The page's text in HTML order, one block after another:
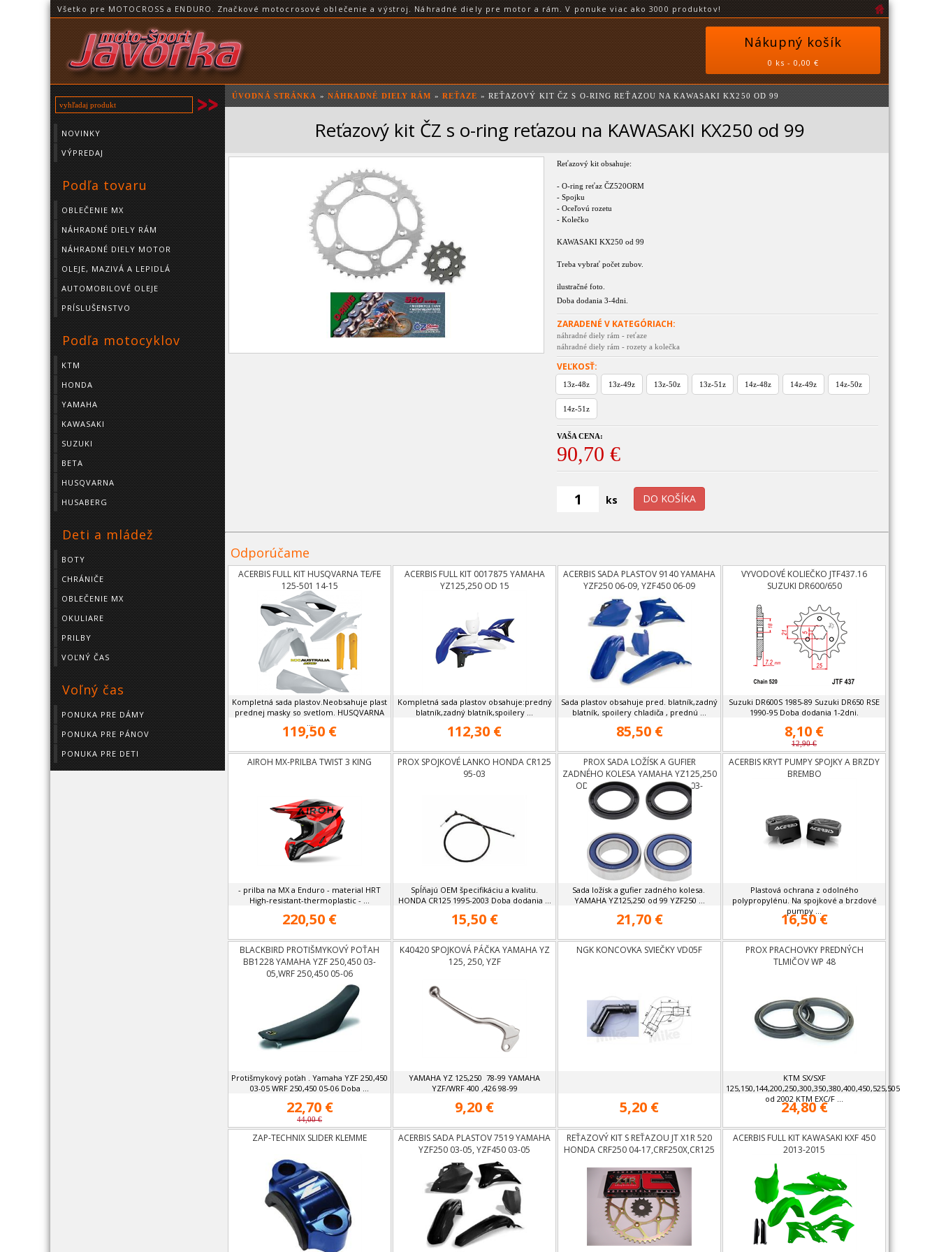
Všetko pre MOTOCROSS a ENDURO. Značkové motocrosové oblečenie a výstroj. Náhradné diely pre motor a rám. V ponuke viac ako 3000 produktov!
Nákupný košík
0 ks - 0,00 €
NOVINKY
VÝPREDAJ
Podľa tovaru
OBLEČENIE MX
NÁHRADNÉ DIELY RÁM
NÁHRADNÉ DIELY MOTOR
OLEJE, MAZIVÁ A LEPIDLÁ
AUTOMOBILOVÉ OLEJE
PRÍSLUŠENSTVO
Podľa motocyklov
KTM
HONDA
YAMAHA
KAWASAKI
SUZUKI
BETA
HUSQVARNA
HUSABERG
Deti a mládež
BOTY
CHRÁNIČE
OBLEČENIE MX
OKULIARE
PRILBY
VOĽNÝ ČAS
Voľný čas
PONUKA PRE DÁMY
PONUKA PRE PÁNOV
PONUKA PRE DETI
ÚVODNÁ STRÁNKA » NÁHRADNÉ DIELY RÁM » REŤAZE » REŤAZOVÝ KIT ČZ S O-RING REŤAZOU NA KAWASAKI KX250 OD 99
Reťazový kit ČZ s o-ring reťazou na KAWASAKI KX250 od 99
Reťazový kit obsahuje:
- O-ring reťaz ČZ520ORM
- Spojku
- Oceľovú rozetu
- Kolečko
KAWASAKI KX250 od 99
Treba vybrať počet zubov.
ilustračné foto.
Doba dodania 3-4dni.
ZARADENÉ V KATEGÓRIACH:
náhradné diely rám - reťaze
náhradné diely rám - rozety a kolečka
VEĽKOSŤ:
13z-48z 13z-49z 13z-50z 13z-51z 14z-48z 14z-49z 14z-50z
14z-51z
VAŠA CENA:
90,70 €
ks
Odporúčame
ACERBIS FULL KIT HUSQVARNA TE/FE
125-501 14-15
Kompletná sada plastov.Neobsahuje plast
prednej masky so svetlom. HUSQVARNA
119,50 €
ACERBIS FULL KIT 0017875 YAMAHA
YZ125,250 OD 15
Kompletná sada plastov obsahuje:predný
blatník,zadný blatník,spoilery ...
112,30 €
ACERBIS SADA PLASTOV 9140 YAMAHA
YZF250 06-09, YZF450 06-09
Sada plastov obsahuje pred. blatník,zadný
blatník, spoilery chladiča , prednú ...
85,50 €
VYVODOVÉ KOLIEČKO JTF437.16
SUZUKI DR600/650
Suzuki DR600S 1985-89 Suzuki DR650 RSE
1990-95 Doba dodania 1-2dni.
8,10 €
12,90 €
AIROH MX-PRILBA TWIST 3 KING
- prilba na MX a Enduro - material HRT
High-resistant-thermoplastic - ...
220,50 €
PROX SPOJKOVÉ LANKO HONDA CR125
95-03
Spĺňajú OEM špecifikáciu a kvalitu.
HONDA CR125 1995-2003 Doba dodania ...
15,50 €
PROX SADA LOŽÍSK A GUFIER
ZADNÉHO KOLESA YAMAHA YZ125,250
OD 99,YZF250 01-08,YZF450 03-
08,WRF
Sada ložísk a gufier zadného kolesa.
YAMAHA YZ125,250 od 99 YZF250 ...
21,70 €
ACERBIS KRYT PUMPY SPOJKY A BRZDY
BREMBO
Plastová ochrana z odolného
polypropylénu. Na spojkové a brzdové
pumpy ...
16,50 €
BLACKBIRD PROTIŠMYKOVÝ POŤAH
BB1228 YAMAHA YZF 250,450 03-
05,WRF 250,450 05-06
Protišmykový poťah . Yamaha YZF 250,450
03-05 WRF 250,450 05-06 Doba ...
22,70 €
44,00 €
K40420 SPOJKOVÁ PÁČKA YAMAHA YZ
125, 250, YZF
YAMAHA YZ 125,250 78-99 YAMAHA
YZF/WRF 400 ,426 98-99
9,20 €
NGK KONCOVKA SVIEČKY VD05F
5,20 €
PROX PRACHOVKY PREDNÝCH
TLMIČOV WP 48
KTM SX/SXF
125,150,144,200,250,300,350,380,400,450,525,505
od 2002 KTM EXC/F ...
24,80 €
ZAP-TECHNIX SLIDER KLEMME
ACERBIS SADA PLASTOV 7519 YAMAHA
YZF250 03-05, YZF450 03-05
REŤAZOVÝ KIT S REŤAZOU JT X1R 520
HONDA CRF250 04-17,CRF250X,CR125
ACERBIS FULL KIT KAWASAKI KXF 450
2013-2015